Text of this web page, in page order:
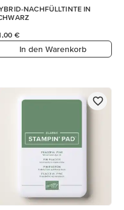
NACHFÜLLTINTE IN
€
In den Warenkorb